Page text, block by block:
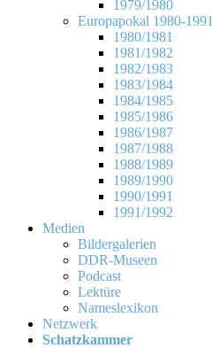
1979/1980
Europapokal 1980-1991
1980/1981
1981/1982
1982/1983
1983/1984
1984/1985
1985/1986
1986/1987
1987/1988
1988/1989
1989/1990
1990/1991
1991/1992
Medien
Bildergalerien
DDR-Museen
Podcast
Lektüre
Nameslexikon
Netzwerk
Schatzkammer